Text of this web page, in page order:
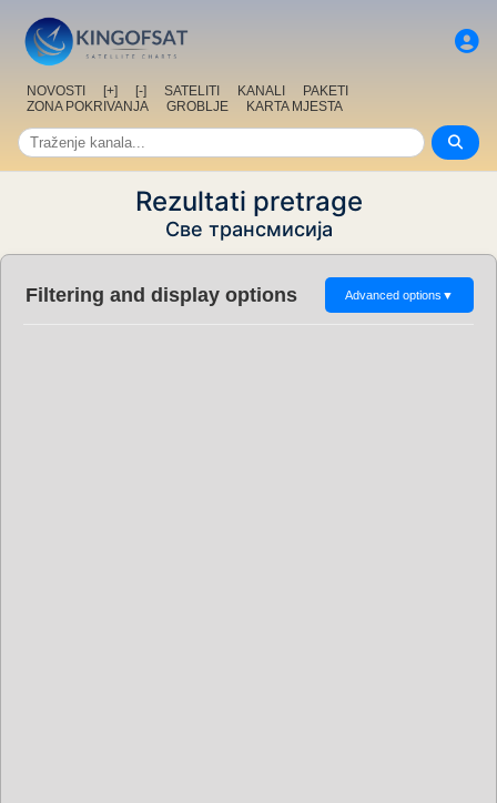
NOVOSTI [+] [-] SATELITI KANALI
PAKETI
ZONA POKRIVANJA
GROBLJE KARTA MJESTA
Rezultati pretrage
Све трансмисија
Filtering and display options Advanced options ▼